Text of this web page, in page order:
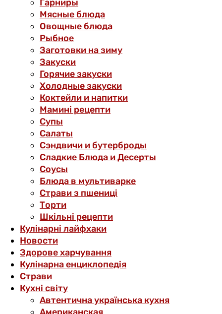
Гарниры
Мясные блюда
Овощные блюда
Рыбное
Заготовки на зиму
Закуски
Горячие закуски
Холодные закуски
Коктейли и напитки
Мамині рецепти
Супы
Салаты
Сэндвичи и бутерброды
Сладкие Блюда и Десерты
Соусы
Блюда в мультиварке
Страви з пшениці
Торти
Шкільні рецепти
Кулінарні лайфхаки
Новости
Здорове харчування
Кулінарна енциклопедія
Страви
Кухні світу
Автентична українська кухня